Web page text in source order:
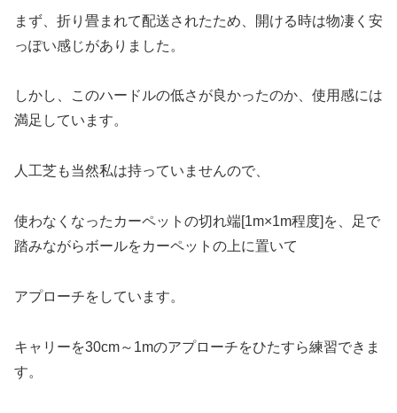
まず、折り畳まれて配送されたため、開ける時は物凄く安
っぽい感じがありました。
しかし、このハードルの低さが良かったのか、使用感には
満足しています。
人工芝も当然私は持っていませんので、
使わなくなったカーペットの切れ端[1m×1m程度]を、足で
踏みながらボールをカーペットの上に置いて
アプローチをしています。
キャリーを30cm～1mのアプローチをひたすら練習できま
す。